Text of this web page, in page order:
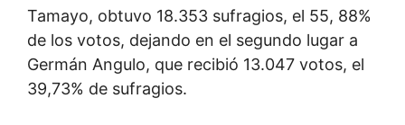
Tamayo, obtuvo 18.353 sufragios, el 55, 88%
de los votos, dejando en el segundo lugar a
Germán Angulo, que recibió 13.047 votos, el
39,73% de sufragios.